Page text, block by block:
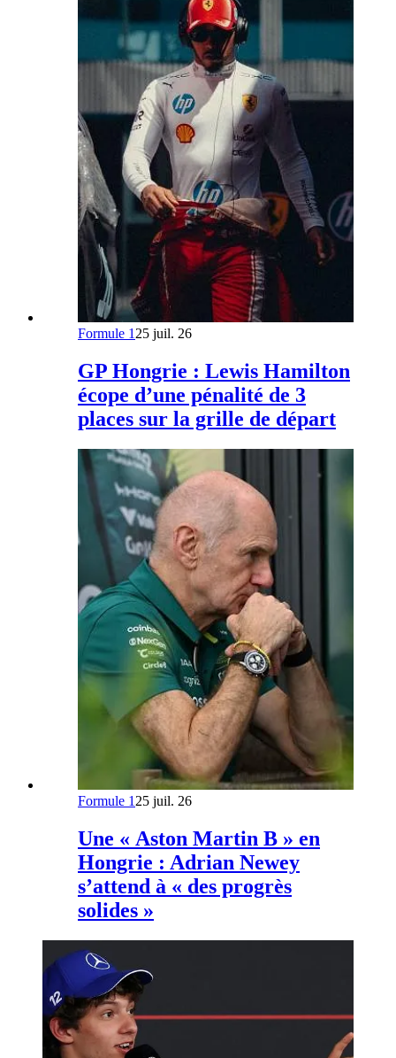
Formule 1 25 juil. 26
GP Hongrie : Lewis Hamilton
écope d’une pénalité de 3
places sur la grille de départ
Formule 1 25 juil. 26
Une « Aston Martin B » en
Hongrie : Adrian Newey
s’attend à « des progrès
solides »